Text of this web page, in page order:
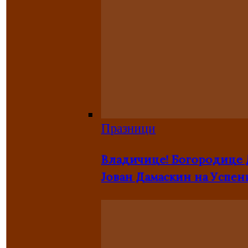
Празници
Владичице! Богородице
Јован Дамаскин на